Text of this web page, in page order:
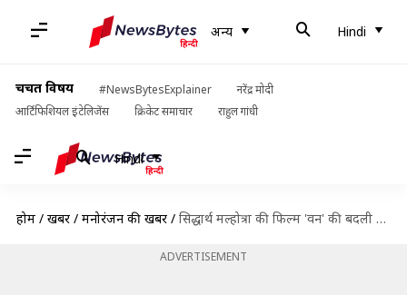
अन्य Hindi
चर्चित विषय #NewsBytesExplainer
नरेंद्र मोदी
आर्टिफिशियल इंटेलिजेंस
क्रिकेट समाचार राहुल गांधी
Hindi
होम / खबरें / मनोरंजन की खबरें / सिद्धार्थ मल्होत्रा की फिल्म 'वन' की बदली रिलीज तारीख, जानिए क्यों लिया गया फैसला
ADVERTISEMENT